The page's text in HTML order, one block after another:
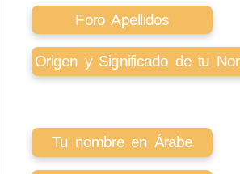
Foro Apellidos
Origen y Significado de tu
Tu nombre en Árabe